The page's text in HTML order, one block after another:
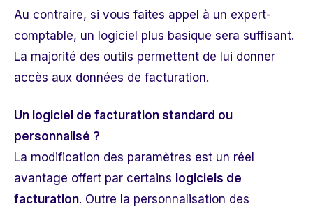
Au contraire, si vous faites appel à un expert-
comptable, un logiciel plus basique sera suffisant.
La majorité des outils permettent de lui donner
accès aux données de facturation.
Un logiciel de facturation standard ou
personnalisé ?
La modification des paramètres est un réel
avantage offert par certains logiciels de
facturation. Outre la personnalisation des